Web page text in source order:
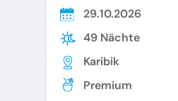
29.10.2026
49 Nächte
Karibik
Premium